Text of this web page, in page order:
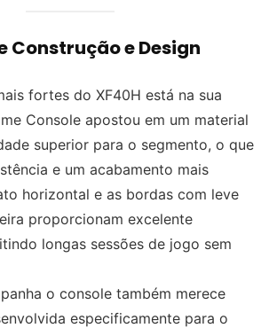
Construção e Design
fortes do XF40H está na sua
Console apostou em um material
superior para o segmento, o que
e um acabamento mais
horizontal e as bordas com leve
proporcionam excelente
longas sessões de jogo sem
o console também merece
especificamente para o